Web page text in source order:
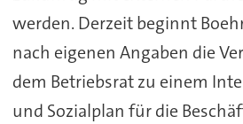
werden. Derzeit beginnt
nach eigenen Angaben die
dem Betriebsrat zu einem
und Sozialplan für die